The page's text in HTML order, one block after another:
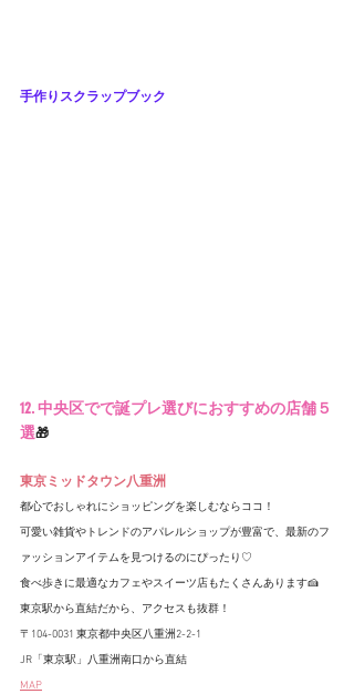
手作りスクラップブック
12. 中央区でで誕プレ選びにおすすめの店舗５
選🎁
東京ミッドタウン八重洲
都心でおしゃれにショッピングを楽しむならココ！
可愛い雑貨やトレンドのアパレルショップが豊富で、最新のフ
ァッションアイテムを見つけるのにぴったり♡
食べ歩きに最適なカフェやスイーツ店もたくさんあります🍰
東京駅から直結だから、アクセスも抜群！
〒104-0031 東京都中央区八重洲2-2-1
JR「東京駅」八重洲南口から直結
MAP